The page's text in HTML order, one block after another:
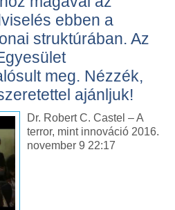
ebben a
struktúrában. Az
meg. Nézzék,
ajánljuk!
Dr. Robert C. Castel – A
terror, mint innováció 2016.
november 9 22:17